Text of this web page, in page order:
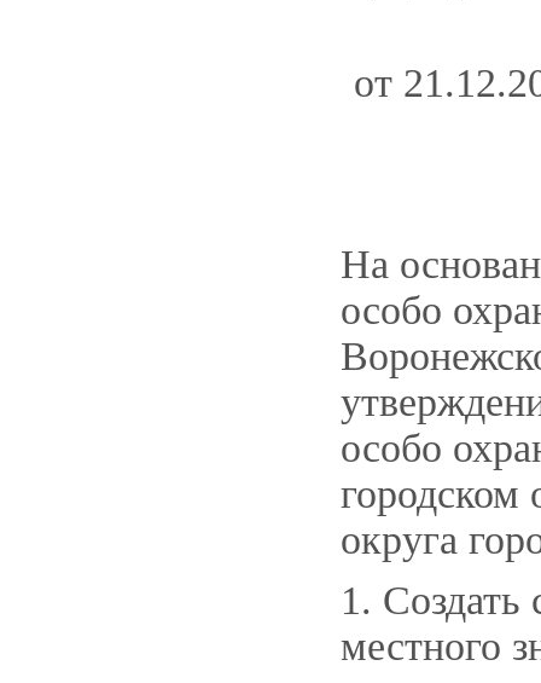
от
На
особо
особо
городском
округа
1.
местного